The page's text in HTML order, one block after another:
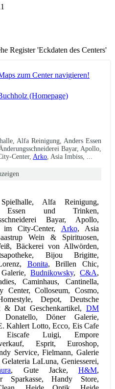
Register 'Eckdaten des Centers'
zum Center navigieren!
(Homepage)
Alfa Reinigung, Anders Essen
Bayar, Apollo,
Center, Arko , Asia Imbiss, ...
Alfa Reinigung,
Essen und Trinken,
Bayar, Apollo,
im City-Center, Arko, Asia
Wein & Spirituosen,
Bäckerei von Allwörden,
Bijou Brigitte,
Bonita, Brillen Chic,
Budnikowsky, C&A,
Caminhaus, Cantinella,
Center, Colloseum, Cosmo,
Depot, Deutsche
Dat Geschenkartikel, DM
Döner Galerie,
Kahlert Lotto, Ecco, Eis Cafe
Eiscafe Luigi, Empore
Esprit, Euroshop,
Service, Fielmann, Galerie
LaLuna, Geniesserei,
, Gute Jacke, H&M,
Sparkasse, Handy Store,